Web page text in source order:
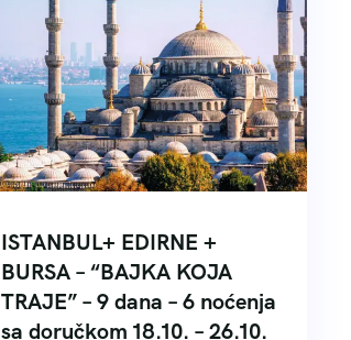
ISTANBUL+ EDIRNE +
BURSA – “BAJKA KOJA
TRAJE” – 9 dana – 6 noćenja
sa doručkom 18.10. – 26.10.